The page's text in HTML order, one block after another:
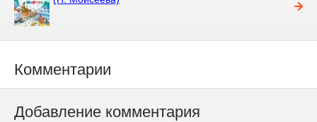
Комментарии
Добавление комментария